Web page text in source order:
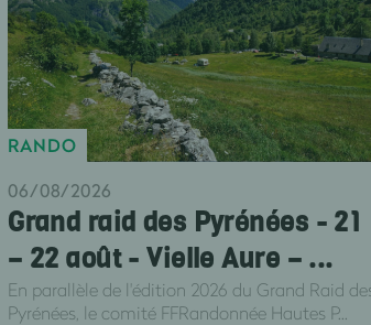
RANDO
06/08/2026
Grand raid des Pyrénées - 21
– 22 août - Vielle Aure – ...
En parallèle de l'édition 2026 du Grand Raid
Pyrénées, le comité FFRandonnée Hautes P...